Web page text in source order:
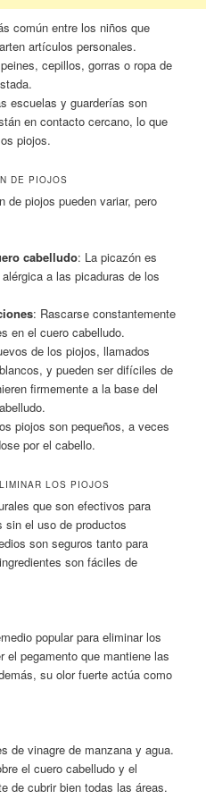
común entre los niños que
artículos personales.
cepillos, gorras o ropa de
escuelas y guarderías son
en contacto cercano, lo que
piojos.
DE PIOJOS
de piojos pueden variar, pero
cabelludo: La picazón es
a las picaduras de los
: Rascarse constantemente
en el cuero cabelludo.
de los piojos, llamados
y pueden ser difíciles de
firmemente a la base del
piojos son pequeños, a veces
por el cabello.
LOS PIOJOS
que son efectivos para
el uso de productos
son seguros tanto para
son fáciles de
popular para eliminar los
el pegamento que mantiene las
su olor fuerte actúa como
de vinagre de manzana y agua.
el cuero cabelludo y el
de cubrir bien todas las áreas.